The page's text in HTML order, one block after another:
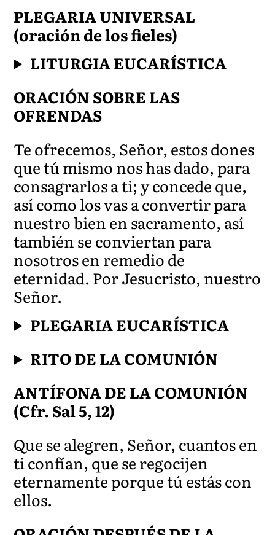
PLEGARIA UNIVERSAL
(oración de los fieles)
LITURGIA EUCARÍSTICA
ORACIÓN SOBRE LAS
OFRENDAS
Te ofrecemos, Señor, estos dones
que tú mismo nos has dado, para
consagrarlos a ti; y concede que,
así como los vas a convertir para
nuestro bien en sacramento, así
también se conviertan para
nosotros en remediode
eternidad. Por Jesucristo, nuestro
Señor.
PLEGARIA EUCARÍSTICA
RITO DE LA COMUNIÓN
ANTÍFONA DE LA COMUNIÓN
(Cfr. Sal 5, 12)
Que se alegren, Señor, cuantos en
ti confían, que se regocijen
eternamente porque tú estás con
ellos.